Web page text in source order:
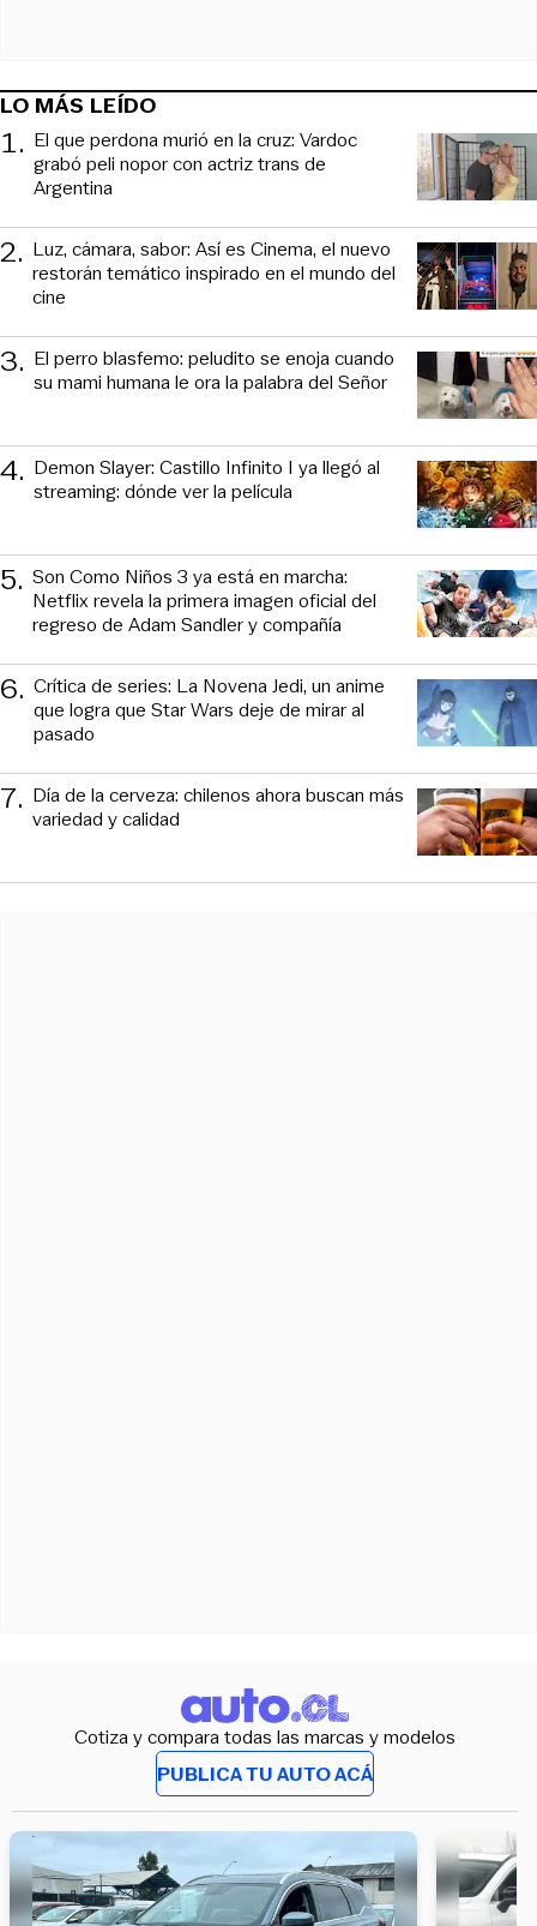
LO MÁS LEÍDO
1. El que perdona murió en la cruz: Vardoc
grabó peli nopor con actriz trans de
Argentina
2. Luz, cámara, sabor: Así es Cinema, el nuevo
restorán temático inspirado en el mundo del
cine
3. El perro blasfemo: peludito se enoja cuando
su mami humana le ora la palabra del Señor
4. Demon Slayer: Castillo Infinito I ya llegó al
streaming: dónde ver la película
5. Son Como Niños 3 ya está en marcha:
Netflix revela la primera imagen oficial del
regreso de Adam Sandler y compañía
6. Crítica de series: La Novena Jedi, un anime
que logra que Star Wars deje de mirar al
pasado
7. Día de la cerveza: chilenos ahora buscan más
variedad y calidad
Cotiza y compara todas las marcas y modelos
PUBLICA TU AUTO ACÁ